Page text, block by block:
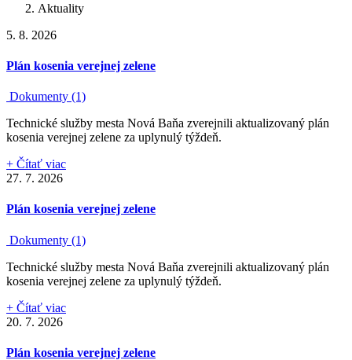
Aktuality
5. 8. 2026
Plán kosenia verejnej zelene
Dokumenty (1)
Technické služby mesta Nová Baňa zverejnili aktualizovaný plán
kosenia verejnej zelene za uplynulý týždeň.
+ Čítať viac
27. 7. 2026
Plán kosenia verejnej zelene
Dokumenty (1)
Technické služby mesta Nová Baňa zverejnili aktualizovaný plán
kosenia verejnej zelene za uplynulý týždeň.
+ Čítať viac
20. 7. 2026
Plán kosenia verejnej zelene